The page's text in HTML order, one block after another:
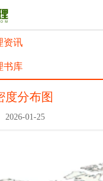
资讯
书库
度分布图
2026-01-25